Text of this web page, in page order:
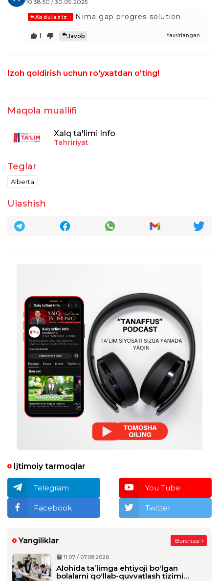
10:38:50 / 30.09.2025
Abdulaziz : Nima gap progres solution
taxrirlangan
1 Javob
Izoh qoldirish uchun ro'yxatdan o'ting!
Maqola muallifi
Xalq ta'limi Info
Tahririyat
Teglar
Alberta
Ulashish
Ijtimoiy tarmoqlar
Telegram You Tube
Facebook Twitter
Yangiliklar Barchasi
11:07 / 07.08.2026
Alohida taʼlimga ehtiyoji boʻlgan
bolalarni qoʻllab-quvvatlash tizimi